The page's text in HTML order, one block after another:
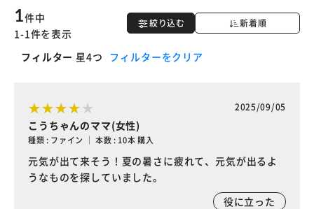
絞り込む 新着順
1件中
1-1件を表示
フィルター 星4つ フィルターをクリア
2025/09/05
こうちゃんのママ(女性)
種類 : ファイン ｜ 本数 : 10本 購入
元気が出て来そう！夏の暑さに疲れて、元気が出るよ
うなものを探していました。
役に立った